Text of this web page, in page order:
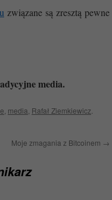
związane są zresztą pewne
media.
media Rafał Ziemkiewicz
Moje zmagania z Bitcoinem →